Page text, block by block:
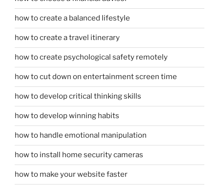
how to create a balanced lifestyle
how to create a travel itinerary
how to create psychological safety remotely
how to cut down on entertainment screen time
how to develop critical thinking skills
how to develop winning habits
how to handle emotional manipulation
how to install home security cameras
how to make your website faster